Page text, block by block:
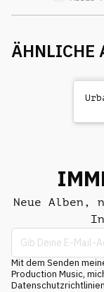
ÄHNLICHE
Neue
Mit dem Senden
Production Music,